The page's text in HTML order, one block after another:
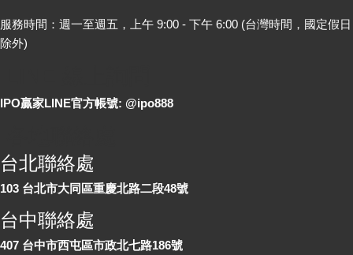
服務時間：週一至週五，上午 9:00 - 下午 6:00 (台灣時間，國定假日
除外)
IPO贏家LINE官方帳號: @ipo888
台北聯絡處
103 台北市大同區重慶北路二段48號
台中聯絡處
407 台中市西屯區市政北七路186號